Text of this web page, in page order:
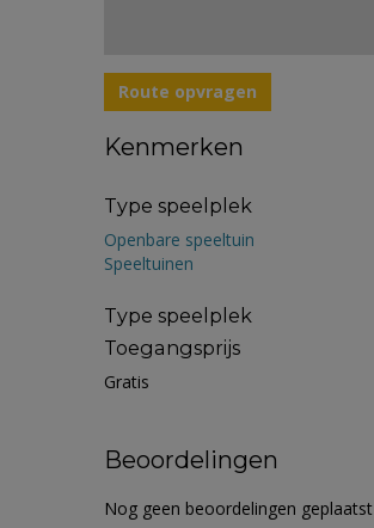
Route opvragen
Kenmerken
Type speelplek
Openbare speeltuin
Speeltuinen
Type speelplek
Toegangsprijs
Gratis
Beoordelingen
Nog geen beoordelingen geplaatst